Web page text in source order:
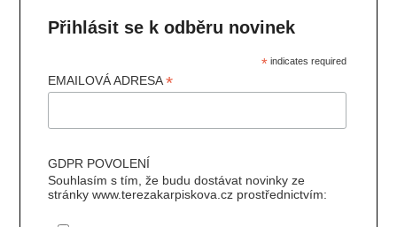
Přihlásit se k odběru novinek
*indicates required
EMAILOVÁ ADRESA*
GDPR POVOLENÍ
Souhlasím s tím, že budu dostávat novinky ze
stránky www.terezakarpiskova.cz prostřednictvím: